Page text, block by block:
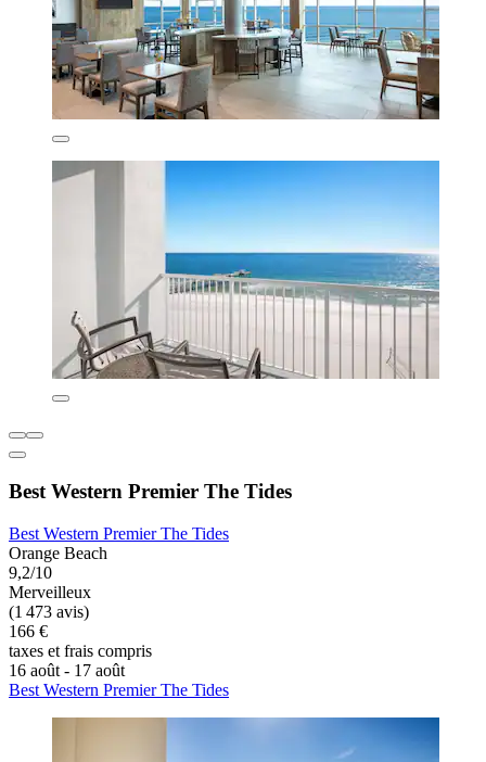
Best Western Premier The Tides
Best Western Premier The Tides
Orange Beach
9,2/10
Merveilleux
(1 473 avis)
166 €
taxes et frais compris
16 août - 17 août
Best Western Premier The Tides